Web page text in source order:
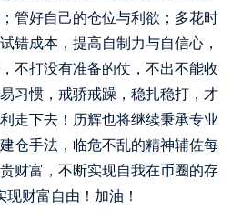
管好自己的仓位与利欲；多花时
错成本，提高自制力与自信心，
不打没有准备的仗，不出不能收
习惯，戒骄戒躁，稳扎稳打，才
走下去！历辉也将继续秉承专业
仓手法，临危不乱的精神辅佐每
财富，不断实现自我在币圈的存
财富自由！加油！